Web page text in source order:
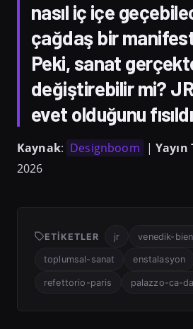
nasıl iç içe
çağdaş bir
Peki, sanat
değiştirebilir mi?
evet olduğunu
Kaynak: Designboom |
2026
ETIKETLER jr venedik-
toplumsal-sanat enstalasyon
refettorio-paris palazzo-ca-